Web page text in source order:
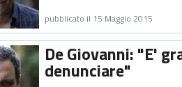
pubblicato il 15 Maggio 2015
De Giovanni: "E'
denunciare"